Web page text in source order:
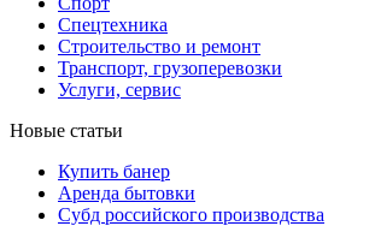
Спецтехника
Строительство и ремонт
Транспорт, грузоперевозки
Услуги, сервис
Новые статьи
Купить банер
Аренда бытовки
Субд российского производства